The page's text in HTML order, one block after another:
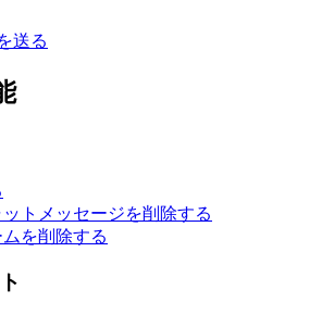
送る
トメッセージを削除する
を削除する